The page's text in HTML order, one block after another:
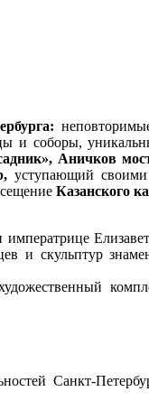
и соборы,
Аничков
уступающий
Казанского
и скульптур
Санкт-